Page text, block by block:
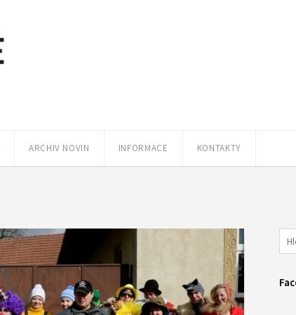
ARCHIV NOVIN INFORMACE KONTAKTY